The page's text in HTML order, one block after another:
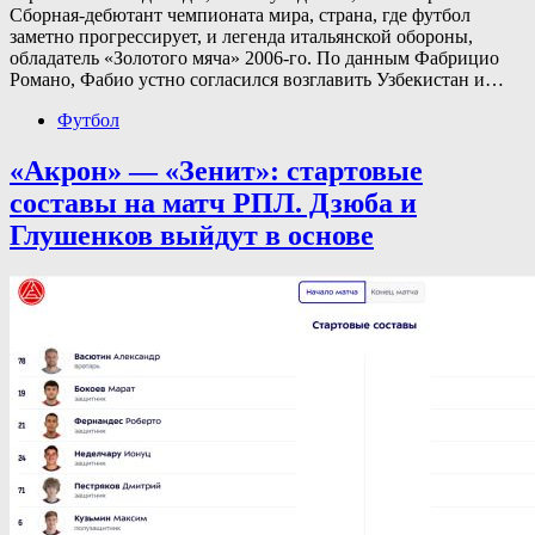
Сборная-дебютант чемпионата мира, страна, где футбол
заметно прогрессирует, и легенда итальянской обороны,
обладатель «Золотого мяча» 2006-го. По данным Фабрицио
Романо, Фабио устно согласился возглавить Узбекистан и…
Футбол
«Акрон» — «Зенит»: стартовые
составы на матч РПЛ. Дзюба и
Глушенков выйдут в основе